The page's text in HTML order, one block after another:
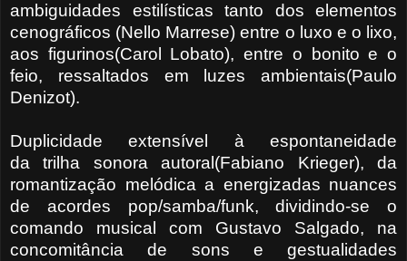
ambiguidades estilísticas tanto dos elementos
cenográficos (Nello Marrese) entre o luxo e o lixo,
aos figurinos(Carol Lobato), entre o bonito e o
feio, ressaltados em luzes ambientais(Paulo
Denizot).
Duplicidade extensível à espontaneidade
datrilha sonora autoral(Fabiano Krieger), da
romantização melódica a energizadas nuances
de acordes pop/samba/funk, dividindo-se o
comando musical com Gustavo Salgado, na
concomitância de sons e gestualidades